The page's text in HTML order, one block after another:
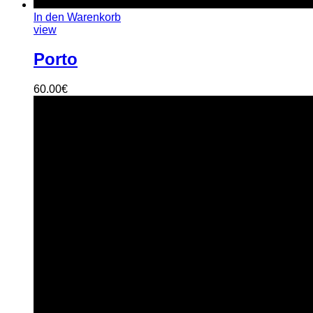
In den Warenkorb
view
Porto
60.00€